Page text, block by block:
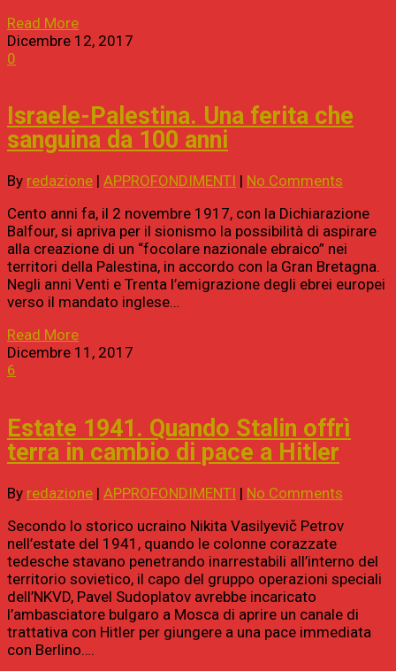
Read More
Dicembre 12, 2017
0
Israele-Palestina. Una ferita che
sanguina da 100 anni
By redazione | APPROFONDIMENTI | No Comments
Cento anni fa, il 2 novembre 1917, con la Dichiarazione
Balfour, si apriva per il sionismo la possibilità di aspirare
alla creazione di un “focolare nazionale ebraico” nei
territori della Palestina, in accordo con la Gran Bretagna.
Negli anni Venti e Trenta l’emigrazione degli ebrei europei
verso il mandato inglese…
Read More
Dicembre 11, 2017
6
Estate 1941. Quando Stalin offrì
terra in cambio di pace a Hitler
By redazione | APPROFONDIMENTI | No Comments
Secondo lo storico ucraino Nikita Vasilyevič Petrov
nell’estate del 1941, quando le colonne corazzate
tedesche stavano penetrando inarrestabili all’interno del
territorio sovietico, il capo del gruppo operazioni speciali
dell’NKVD, Pavel Sudoplatov avrebbe incaricato
l’ambasciatore bulgaro a Mosca di aprire un canale di
trattativa con Hitler per giungere a una pace immediata
con Berlino….